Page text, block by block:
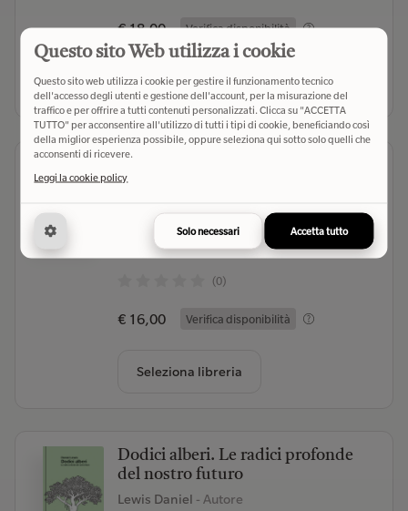
€ 18,00 Verifica disponibilità
Seleziona libreria
transizione ecologica. Come
Giraud Gaël- Autore
Libreria Editrice Vaticana (2022)- Editore
(0)
€ 16,00 Verifica disponibilità
Seleziona libreria
Dodici alberi. Le radici profonde
del nostro futuro
Lewis Daniel - Autore
Questo sito Web utilizza i cookie
Questo sito web utilizza i cookie per gestire il funzionamento tecnico
dell'accesso degli utenti e gestione dell'account, per la misurazione del
traffico e per offrire a tutti contenuti personalizzati. Clicca su "ACCETTA
TUTTO" per acconsentire all'utilizzo di tutti i tipi di cookie, beneficiando così
della miglior esperienza possibile, oppure seleziona qui sotto solo quelli che
acconsenti di ricevere.
Leggi la cookie policy
Solo necessari Accetta tutto